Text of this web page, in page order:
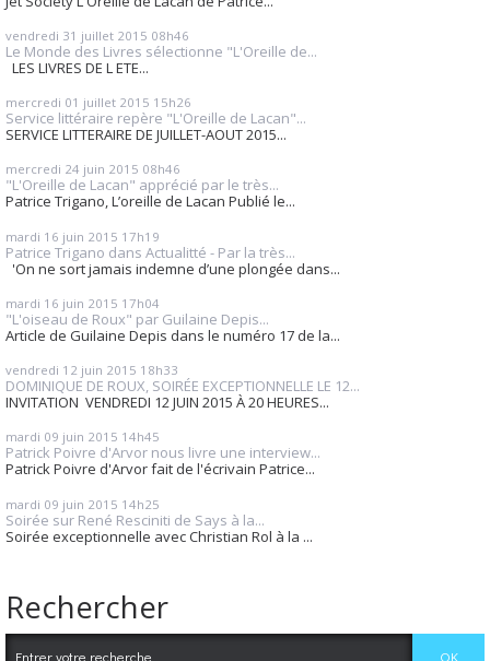
vendredi 31 juillet 2015 08h46
Le Monde des Livres sélectionne "L'Oreille de...
LES LIVRES DE L ETE...
mercredi 01 juillet 2015 15h26
Service littéraire repère "L'Oreille de Lacan"...
SERVICE LITTERAIRE DE JUILLET-AOUT 2015...
mercredi 24 juin 2015 08h46
"L'Oreille de Lacan" apprécié par le très...
Patrice Trigano, L’oreille de Lacan Publié le...
mardi 16 juin 2015 17h19
Patrice Trigano dans Actualitté - Par la très...
'On ne sort jamais indemne d’une plongée dans...
mardi 16 juin 2015 17h04
"L'oiseau de Roux" par Guilaine Depis...
Article de Guilaine Depis dans le numéro 17 de la...
vendredi 12 juin 2015 18h33
DOMINIQUE DE ROUX, SOIRÉE EXCEPTIONNELLE LE 12...
INVITATION VENDREDI 12 JUIN 2015 À 20 HEURES...
mardi 09 juin 2015 14h45
Patrick Poivre d'Arvor nous livre une interview...
Patrick Poivre d'Arvor fait de l'écrivain Patrice...
mardi 09 juin 2015 14h25
Soirée sur René Resciniti de Says à la...
Soirée exceptionnelle avec Christian Rol à la ...
Rechercher